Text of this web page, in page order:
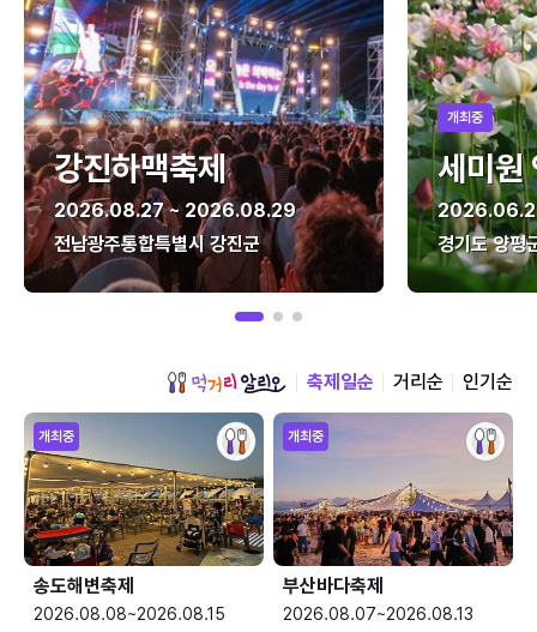
강진하맥축제
2026.08.27 ~ 2026.08.29
전남광주통합특별시 강진군
개최중
세미원
경기도 양평
축제일순 거리순 인기순
개최중
송도해변축제
2026.08.08~2026.08.15
개최중
부산바다축제
2026.08.07~2026.08.13